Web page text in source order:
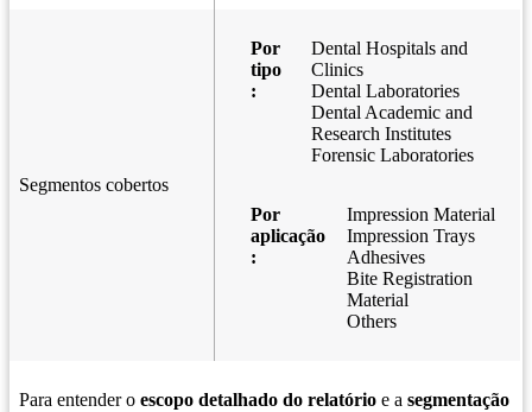
Segmentos cobertos
Por
tipo
:
Dental Hospitals and
Clinics
Dental Laboratories
Dental Academic and
Research Institutes
Forensic Laboratories
Por
aplicação
:
Impression Material
Impression Trays
Adhesives
Bite Registration
Material
Others
Para entender o escopo detalhado do relatório e a segmentação